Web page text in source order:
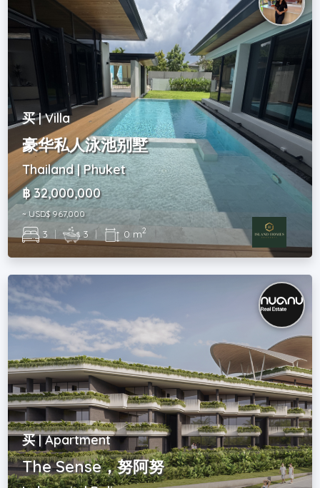
买 | Villa
豪华私人泳池别墅
Thailand | Phuket
฿ 32,000,000
~ USD$ 967,000
3 | 3 | 0 m2
买 | Apartment
The Sense，努阿努